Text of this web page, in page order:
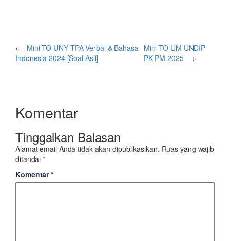
← Mini TO UNY TPA Verbal & Bahasa
Indonesia 2024 [Soal Asli]
Mini TO UM UNDIP
PK PM 2025 →
Komentar
Tinggalkan Balasan
Alamat email Anda tidak akan dipublikasikan. Ruas yang wajib
ditandai*
Komentar*